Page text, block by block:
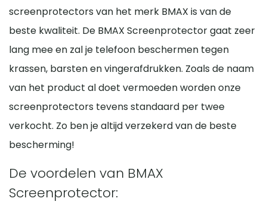
screenprotectors van het merk BMAX is van de
beste kwaliteit. De BMAX Screenprotector gaat zeer
lang mee en zal je telefoon beschermen tegen
krassen, barsten en vingerafdrukken. Zoals de naam
van het product al doet vermoeden worden onze
screenprotectors tevens standaard per twee
verkocht. Zo ben je altijd verzekerd van de beste
bescherming!
De voordelen van BMAX
Screenprotector: